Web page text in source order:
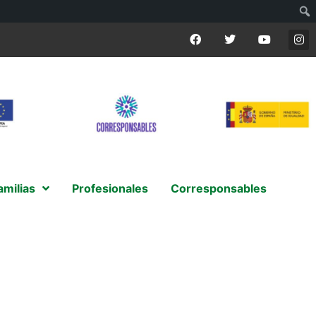
Profesionales Corresponsables